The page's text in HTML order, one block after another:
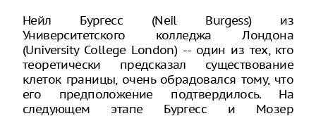
Нейл Бургесс (Neil Burgess) из
Университетского колледжа Лондона
(University College London) -- один из тех, кто
теоретически предсказал существование
клеток границы, очень обрадовался тому, что
его предположение подтвердилось. На
следующем этапе Бургесс и Мозер